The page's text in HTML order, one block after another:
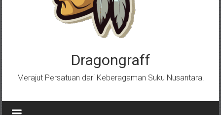
Dragongraff
Merajut Persatuan dari Keberagaman Suku Nusantara.